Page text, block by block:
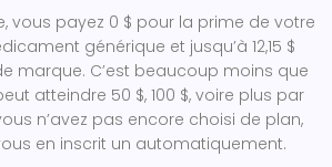
vous payez 0 $ pour la prime de votre
générique et jusqu’à 12,15 $
marque. C’est beaucoup moins que
atteindre 50 $, 100 $, voire plus par
n’avez pas encore choisi de plan,
en inscrit un automatiquement.